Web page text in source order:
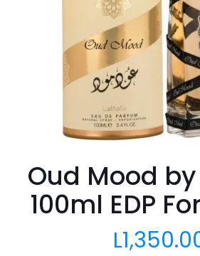
Oud Mood
100ml EDP
L